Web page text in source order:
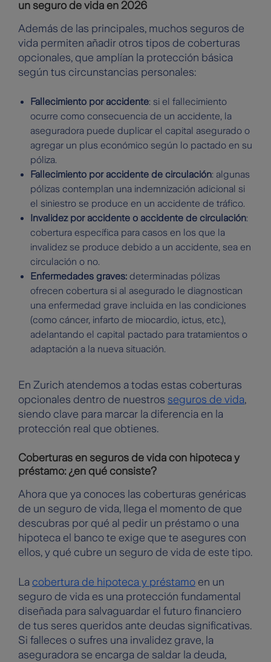
un seguro de vida en 2026
Además de las principales, muchos seguros de
vida permiten añadir otros tipos de coberturas
opcionales, que amplían la protección básica
según tus circunstancias personales:
Fallecimiento por accidente: si el fallecimiento
ocurre como consecuencia de un accidente, la
aseguradora puede duplicar el capital asegurado o
agregar un plus económico según lo pactado en su
póliza.
Fallecimiento por accidente de circulación: algunas
pólizas contemplan una indemnización adicional si
el siniestro se produce en un accidente de tráfico.
Invalidez por accidente o accidente de circulación:
cobertura específica para casos en los que la
invalidez se produce debido a un accidente, sea en
circulación o no.
Enfermedades graves: determinadas pólizas
ofrecen cobertura si al asegurado le diagnostican
una enfermedad grave incluida en las condiciones
(como cáncer, infarto de miocardio, ictus, etc.),
adelantando el capital pactado para tratamientos o
adaptación a la nueva situación.
En Zurich atendemos a todas estas coberturas
opcionales dentro de nuestros seguros de vida,
siendo clave para marcar la diferencia en la
protección real que obtienes.
Coberturas en seguros de vida con hipoteca y
préstamo: ¿en qué consiste?
Ahora que ya conoces las coberturas genéricas
de un seguro de vida, llega el momento de que
descubras por qué al pedir un préstamo o una
hipoteca el banco te exige que te asegures con
ellos, y qué cubre un seguro de vida de este tipo.
La cobertura de hipoteca y préstamo en un
seguro de vida es una protección fundamental
diseñada para salvaguardar el futuro financiero
de tus seres queridos ante deudas significativas.
Si falleces o sufres una invalidez grave, la
aseguradora se encarga de saldar la deuda,